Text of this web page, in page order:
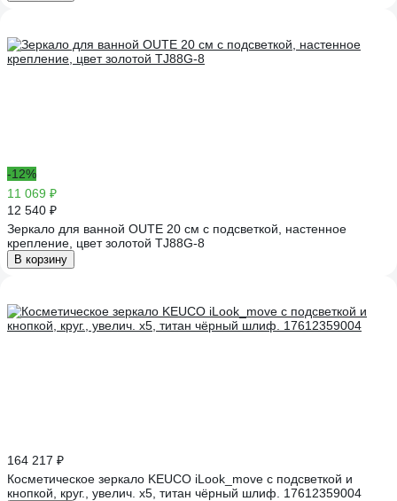
-12%
11 069 ₽
12 540 ₽
Зеркало для ванной OUTE 20 см с подсветкой, настенное
крепление, цвет золотой TJ88G-8
В корзину
164 217 ₽
Косметическое зеркало KEUCO iLook_move с подсветкой и
кнопкой, круг., увелич. х5, титан чёрный шлиф. 17612359004